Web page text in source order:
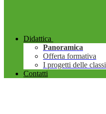
Didattica
Panoramica
Offerta formativa
I progetti delle classi
Contatti